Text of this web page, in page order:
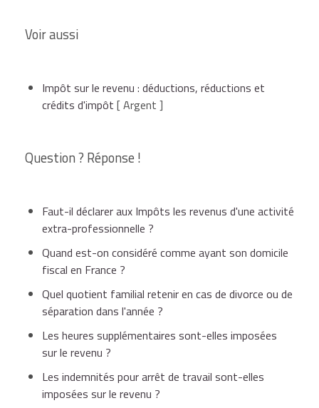
Voir aussi
Impôt sur le revenu : déductions, réductions et
crédits d'impôt [ Argent ]
Question ? Réponse !
Faut-il déclarer aux Impôts les revenus d'une activité
extra-professionnelle ?
Quand est-on considéré comme ayant son domicile
fiscal en France ?
Quel quotient familial retenir en cas de divorce ou de
séparation dans l'année ?
Les heures supplémentaires sont-elles imposées
sur le revenu ?
Les indemnités pour arrêt de travail sont-elles
imposées sur le revenu ?